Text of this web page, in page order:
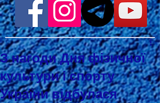
З нагоди Дня фізичної
культури і спорту
України відбулася